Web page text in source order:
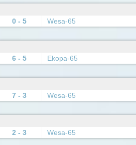
0 - 5 Wesa-65
6 - 5 Ekopa-65
7 - 3 Wesa-65
2 - 3 Wesa-65